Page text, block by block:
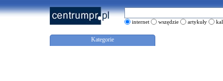
internet wszędzie artykuły
Kategorie